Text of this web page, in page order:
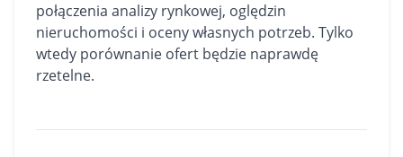
połączenia analizy rynkowej, oględzin
nieruchomości i oceny własnych potrzeb. Tylko
wtedy porównanie ofert będzie naprawdę
rzetelne.